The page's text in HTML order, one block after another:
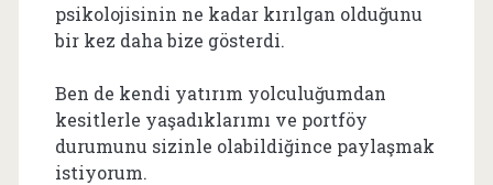
psikolojisinin ne kadar kırılgan olduğunu
bir kez daha bize gösterdi.
Ben de kendi yatırım yolculuğumdan
kesitlerle yaşadıklarımı ve portföy
durumunu sizinle olabildiğince paylaşmak
istiyorum.